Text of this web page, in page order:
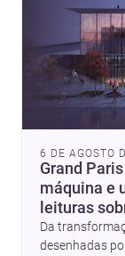
6 DE AGOSTO
Grand
máquina e
leituras
Da
desenhadas